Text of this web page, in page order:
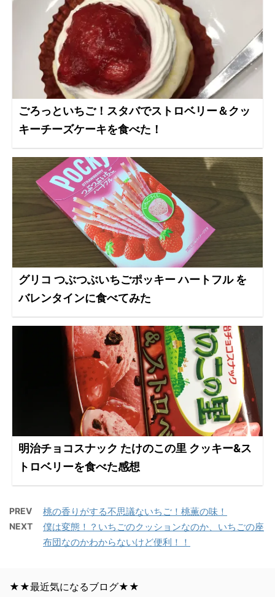
ごろっといちご！スタバでストロベリー＆クッ
キーチーズケーキを食べた！
グリコ つぶつぶいちごポッキー ハートフル を
バレンタインに食べてみた
明治チョコスナック たけのこの里 クッキー&ス
トロベリーを食べた感想
PREV 桃の香りがする不思議ないちご！桃薫の味！
NEXT
僕は変態！？いちごのクッションなのか、いちごの座
布団なのかわからないけど便利！！
★★最近気になるブログ★★